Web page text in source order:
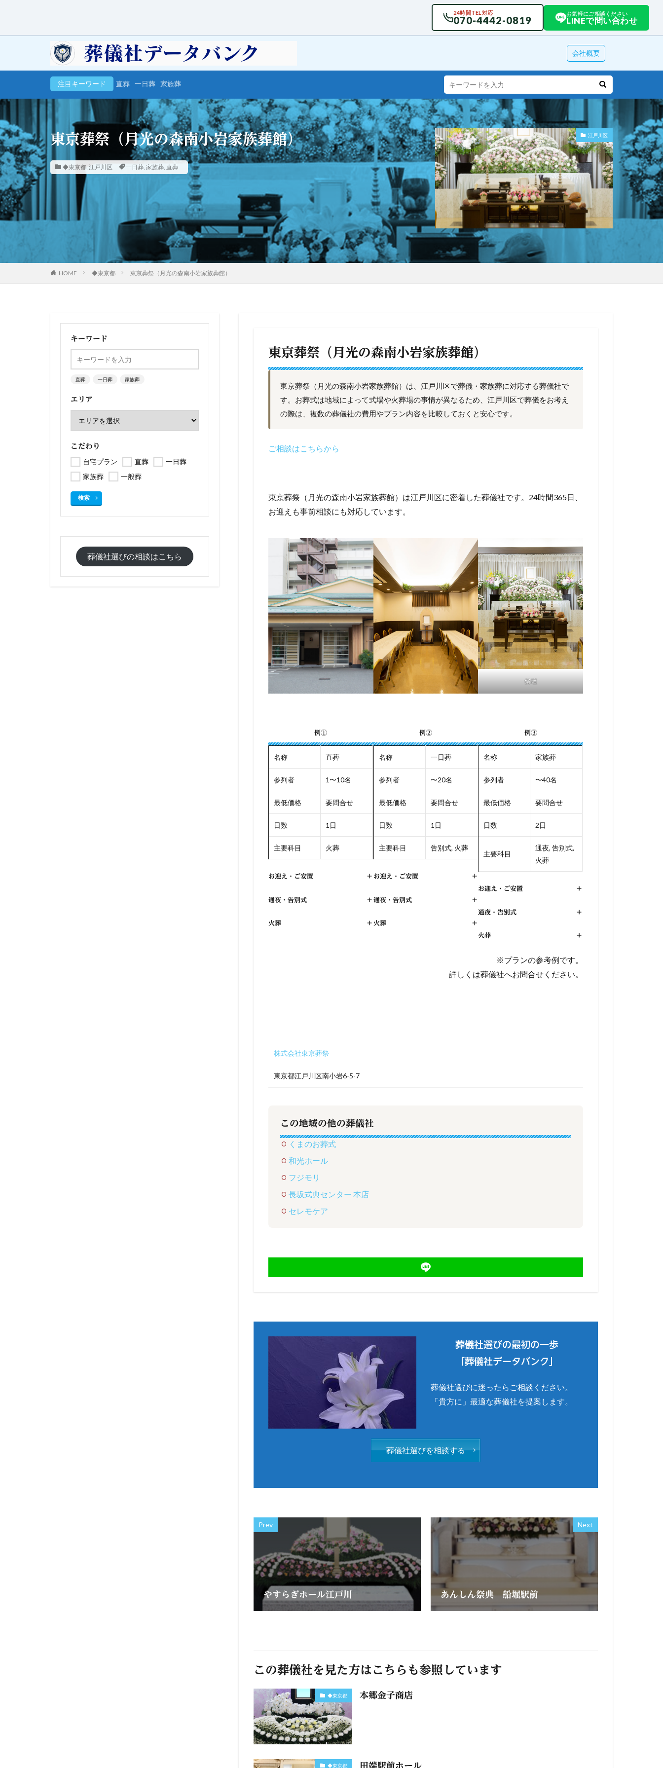
24時間TEL対応
070-4442-0819
お気軽にご相談ください
LINEで問い合わせ
会社概要
注目キーワード 直葬 一日葬 家族葬
東京葬祭（月光の森南小岩家族葬館）
◆東京都, 江戸川区 一日葬, 家族葬, 直葬
江戸川区
HOME ◆東京都 東京葬祭（月光の森南小岩家族葬館）
東京葬祭（月光の森南小岩家族葬館）
東京葬祭（月光の森南小岩家族葬館）は、江戸川区で葬儀・家族葬に対応する葬儀社で
す。お葬式は地域によって式場や火葬場の事情が異なるため、江戸川区で葬儀をお考え
の際は、複数の葬儀社の費用やプラン内容を比較しておくと安心です。
ご相談はこちらから
東京葬祭（月光の森南小岩家族葬館）は江戸川区に密着した葬儀社です。24時間365日、
お迎えも事前相談にも対応しています。
祭壇
例①
名称 直葬
参列者 1〜10名
最低価格 要問合せ
日数 1日
主要科目 火葬
お迎え・ご安置 +
通夜・告別式 +
火葬 +
例②
名称 一日葬
参列者 〜20名
最低価格 要問合せ
日数 1日
主要科目 告別式, 火葬
お迎え・ご安置 +
通夜・告別式 +
火葬 +
例③
名称 家族葬
参列者 〜40名
最低価格 要問合せ
日数 2日
主要科目
通夜, 告別式,
火葬
お迎え・ご安置 +
通夜・告別式 +
火葬 +
※プランの参考例です。
詳しくは葬儀社へお問合せください。
株式会社東京葬祭
東京都江戸川区南小岩6-5-7
この地域の他の葬儀社
くまのお葬式
和光ホール
フジモリ
長坂式典センター 本店
セレモケア
葬儀社選びの最初の一歩
「葬儀社データバンク」
葬儀社選びに迷ったらご相談ください。
「貴方に」最適な葬儀社を提案します。
葬儀社選びを相談する
Prev
やすらぎホール江戸川
Next
あんしん祭典 船堀駅前
この葬儀社を見た方はこちらも参照しています
◆東京都 本郷金子商店
◆東京都 田端駅前ホール
キーワード
直葬 一日葬 家族葬
エリア
こだわり
自宅プラン 直葬
一日葬
家族葬
一般葬
検索
葬儀社選びの相談はこちら